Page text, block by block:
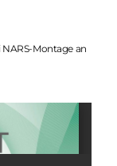
Montage an